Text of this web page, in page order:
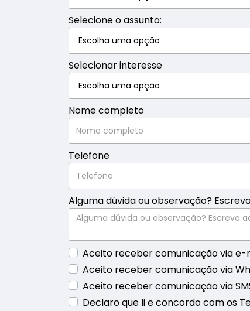
Selecione o assunto:
Selecionar interesse
Nome completo
Telefone
Alguma dúvida ou observação?
Aceito receber comunicação via e-
Aceito receber comunicação via
Aceito receber comunicação via
Declaro que li e concordo com os